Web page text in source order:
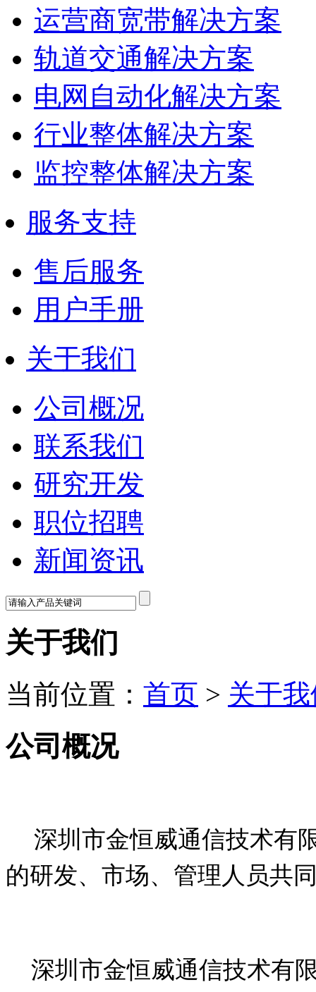
运营商宽带解决方案
轨道交通解决方案
电网自动化解决方案
行业整体解决方案
监控整体解决方案
服务支持
售后服务
用户手册
关于我们
公司概况
联系我们
研究开发
职位招聘
新闻资讯
关于我们
当前位置： 首页 > 关于
公司概况
深圳市金恒威通信技术有
的研发、市场、管理人员共
深圳市金恒威通信技术有